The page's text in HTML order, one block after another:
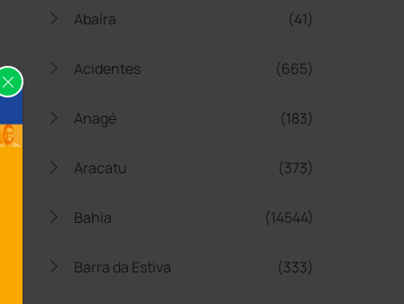
Abaíra (41)
Acidentes (665)
Anagé (183)
Aracatu (373)
Bahia (14544)
Barra da Estiva (333)